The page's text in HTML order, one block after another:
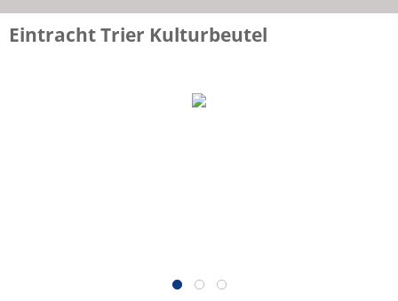
Eintracht Trier Kulturbeutel